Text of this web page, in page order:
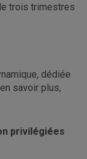
trois trimestres
dédiée
savoir plus,
privilégiées